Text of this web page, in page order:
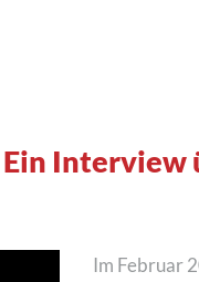
Ein
Im Februar